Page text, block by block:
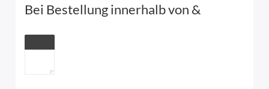
Bei Bestellung innerhalb von &